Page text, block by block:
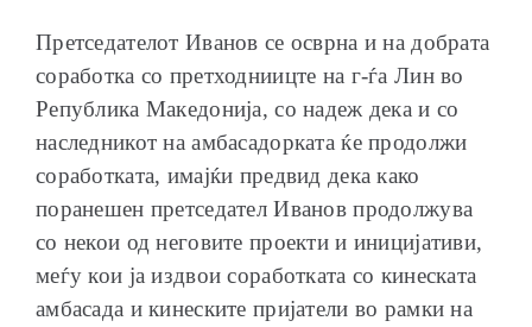
Претседателот Иванов се осврна и на добрата
соработка со претходниицте на г-ѓа Лин во
Република Македонија, со надеж дека и со
наследникот на амбасадорката ќе продолжи
соработката, имајќи предвид дека како
поранешен претседател Иванов продолжува
со некои од неговите проекти и иницијативи,
меѓу кои ја издвои соработката со кинеската
амбасада и кинеските пријатели во рамки на